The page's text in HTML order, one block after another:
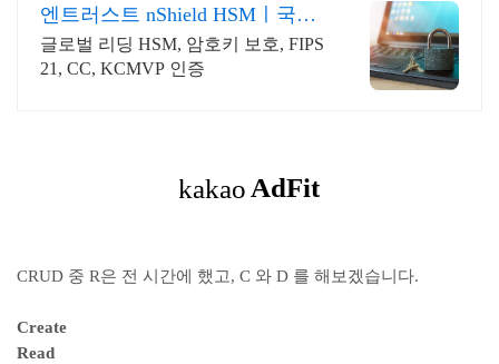
엔트러스트 nShield HSMㅣ국정
원인증
글로벌 리딩 HSM, 암호키 보호, FIPS
21, CC, KCMVP 인증
CRUD 중 R은 전 시간에 했고, C 와 D 를 해보겠습니다.
Create
Read